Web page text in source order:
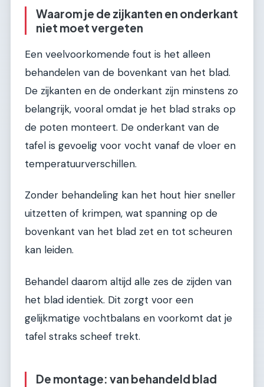
Waarom je de zijkanten en onderkant
niet moet vergeten
Een veelvoorkomende fout is het alleen
behandelen van de bovenkant van het blad.
De zijkanten en de onderkant zijn minstens zo
belangrijk, vooral omdat je het blad straks op
de poten monteert. De onderkant van de
tafel is gevoelig voor vocht vanaf de vloer en
temperatuurverschillen.
Zonder behandeling kan het hout hier sneller
uitzetten of krimpen, wat spanning op de
bovenkant van het blad zet en tot scheuren
kan leiden.
Behandel daarom altijd alle zes de zijden van
het blad identiek. Dit zorgt voor een
gelijkmatige vochtbalans en voorkomt dat je
tafel straks scheef trekt.
De montage: van behandeld blad